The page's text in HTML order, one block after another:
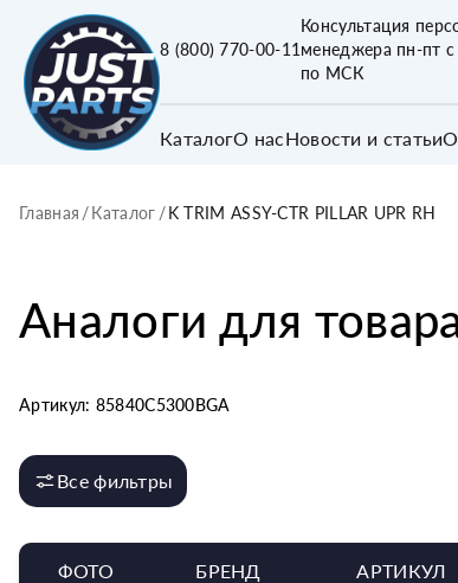
8 (800) 770-00-11
Консультация
менеджера пн-пт
по МСК
КаталогО насНовости и статьи
Главная /Каталог /K TRIM ASSY-CTR PILLAR UPR RH
Аналоги для
Артикул: 85840C5300BGA
Все фильтры
ФОТО БРЕНД АРТИКУЛ